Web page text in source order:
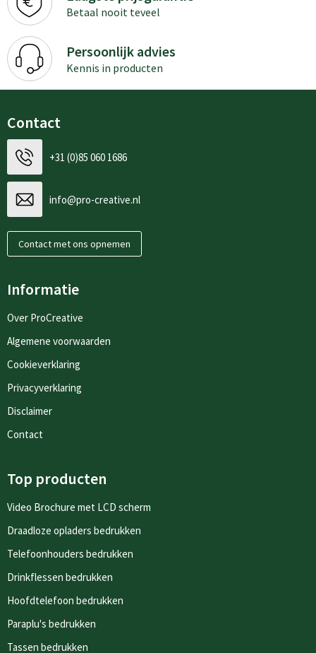
Betaal nooit teveel
Persoonlijk advies
Kennis in producten
Contact
+31 (0)85 060 1686
info@pro-creative.nl
Contact met ons opnemen
Informatie
Over ProCreative
Algemene voorwaarden
Cookieverklaring
Privacyverklaring
Disclaimer
Contact
Top producten
Video Brochure met LCD scherm
Draadloze opladers bedrukken
Telefoonhouders bedrukken
Drinkflessen bedrukken
Hoofdtelefoon bedrukken
Paraplu's bedrukken
Tassen bedrukken